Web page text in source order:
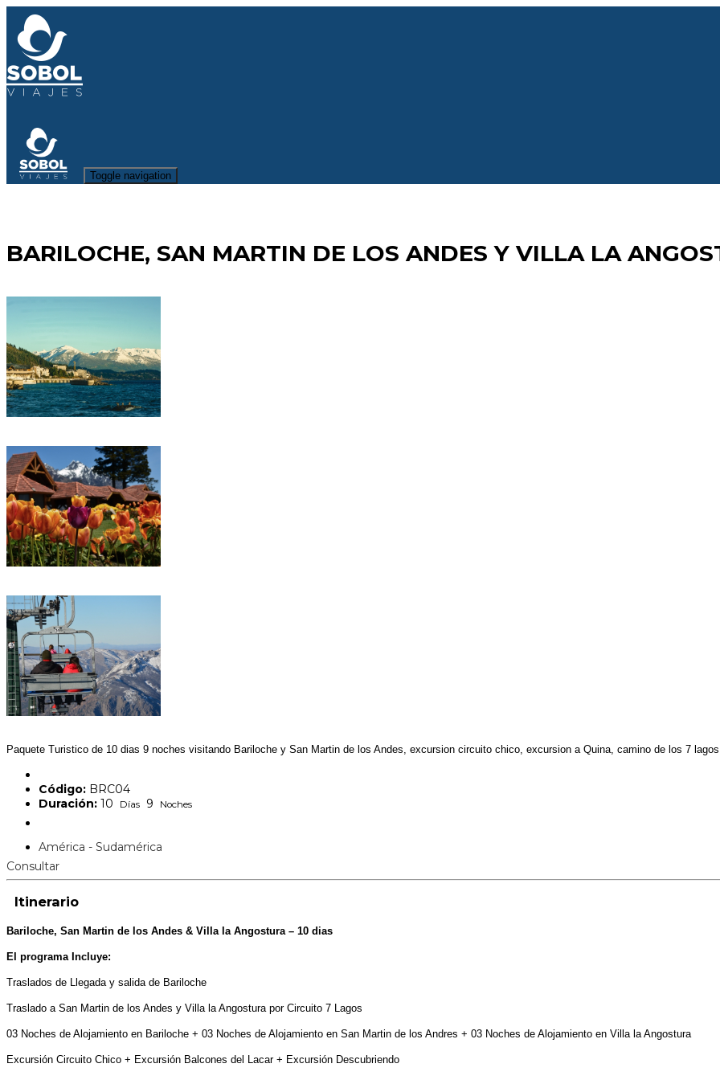
Toggle navigation
BARILOCHE, SAN MARTIN DE LOS ANDES Y VILLA LA
Paquete Turistico de 10 dias 9 noches visitando Bariloche y San Martin de los Andes, excursion circuito chico, excursion a Quina, camino de los 7
Código: BRC04
Duración: 10 Días 9 Noches
América - Sudamérica
Consultar
Itinerario
Bariloche, San Martin de los Andes & Villa la Angostura – 10 dias
El programa Incluye:
Traslados de Llegada y salida de Bariloche
Traslado a San Martin de los Andes y Villa la Angostura por Circuito 7 Lagos
03 Noches de Alojamiento en Bariloche + 03 Noches de Alojamiento en San Martin de los Andres + 03 Noches de Alojamiento en Villa la Angostura
Excursión Circuito Chico + Excursión Balcones del Lacar + Excursión Descubriendo